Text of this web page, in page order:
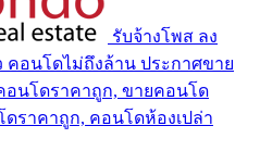
รับจ้างโพส ลง
คอนโดไม่ถึงล้าน ประกาศขาย
นโดราคาถูก, ขายคอนโด
ดราคาถูก, คอนโดห้องเปล่า